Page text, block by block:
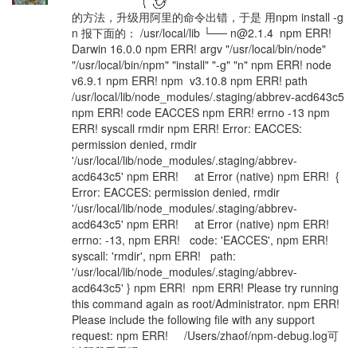
的方法，升级用阿里的命令出错，于是 用npm install -g
n 报下面的： /usr/local/lib └── n@2.1.4 npm ERR!
Darwin 16.0.0 npm ERR! argv "/usr/local/bin/node"
"/usr/local/bin/npm" "install" "-g" "n" npm ERR! node
v6.9.1 npm ERR! npm v3.10.8 npm ERR! path
/usr/local/lib/node_modules/.staging/abbrev-acd643c5
npm ERR! code EACCES npm ERR! errno -13 npm
ERR! syscall rmdir npm ERR! Error: EACCES:
permission denied, rmdir
'/usr/local/lib/node_modules/.staging/abbrev-
acd643c5' npm ERR! at Error (native) npm ERR! {
Error: EACCES: permission denied, rmdir
'/usr/local/lib/node_modules/.staging/abbrev-
acd643c5' npm ERR! at Error (native) npm ERR!
errno: -13, npm ERR! code: 'EACCES', npm ERR!
syscall: 'rmdir', npm ERR! path:
'/usr/local/lib/node_modules/.staging/abbrev-
acd643c5' } npm ERR! npm ERR! Please try running
this command again as root/Administrator. npm ERR!
Please include the following file with any support
request: npm ERR! /Users/zhaof/npm-debug.log可